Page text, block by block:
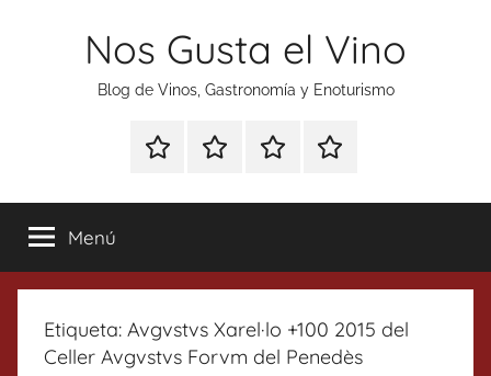
Nos Gusta el Vino
Blog de Vinos, Gastronomía y Enoturismo
Especial
Tonics
Enoturismo
Gastronomía
RankingContacto
Menú
Etiqueta: Avgvstvs Xarel·lo +100 2015 del
Celler Avgvstvs Forvm del Penedès